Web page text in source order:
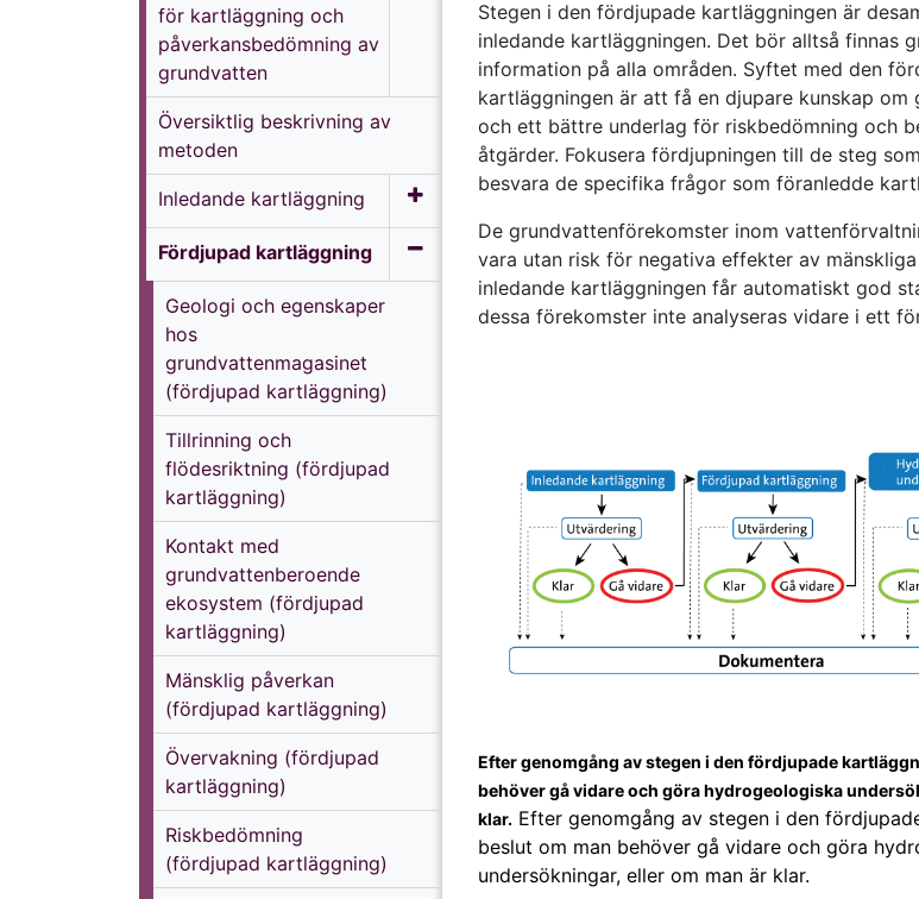
för kartläggning och
påverkansbedömning av
grundvatten
Översiktlig beskrivning av
metoden
Inledande kartläggning
Fördjupad kartläggning
Geologi och egenskaper
hos
grundvattenmagasinet
(fördjupad kartläggning)
Tillrinning och
flödesriktning (fördjupad
kartläggning)
Kontakt med
grundvattenberoende
ekosystem (fördjupad
kartläggning)
Mänsklig påverkan
(fördjupad kartläggning)
Övervakning (fördjupad
kartläggning)
Riskbedömning
(fördjupad kartläggning)
Stegen i den fördjupade kartläggningen är
inledande kartläggningen. Det bör alltså finnas
information på alla områden. Syftet med den
kartläggningen är att få en djupare kunskap om
och ett bättre underlag för riskbedömning och
åtgärder. Fokusera fördjupningen till de steg
besvara de specifika frågor som föranledde
De grundvattenförekomster inom
vara utan risk för negativa effekter av
inledande kartläggningen får automatiskt god
dessa förekomster inte analyseras vidare i ett
Efter genomgång av stegen i den fördjupade
behöver gå vidare och göra hydrogeologiska
klar.Efter genomgång av stegen i den
beslut om man behöver gå vidare och göra
undersökningar, eller om man är klar.